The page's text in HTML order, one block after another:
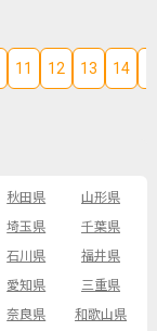
11 12 13 14
秋田県
山形県
埼玉県
千葉県
石川県
福井県
愛知県
三重県
奈良県
和歌山県